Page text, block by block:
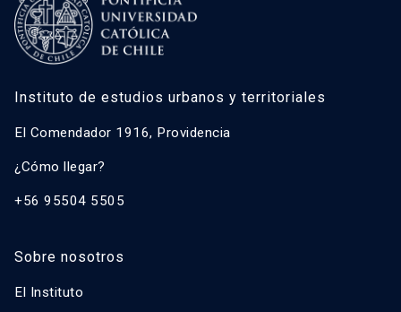
Instituto de estudios urbanos y territoriales
El Comendador 1916, Providencia
¿Cómo llegar?
+56 95504 5505
Sobre nosotros
El Instituto